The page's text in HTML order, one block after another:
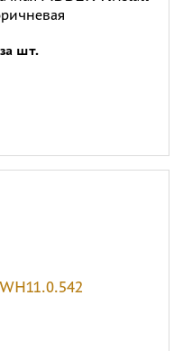
за шт.